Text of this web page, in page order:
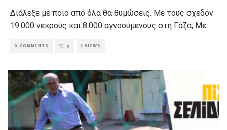
Διάλεξε με ποιο από όλα θα θυμώσεις. Με τους σχεδόν
19.000 νεκρούς και 8.000 αγνοούμενους στη Γάζα; Με...
0 COMMENTS 0 3 VIEWS